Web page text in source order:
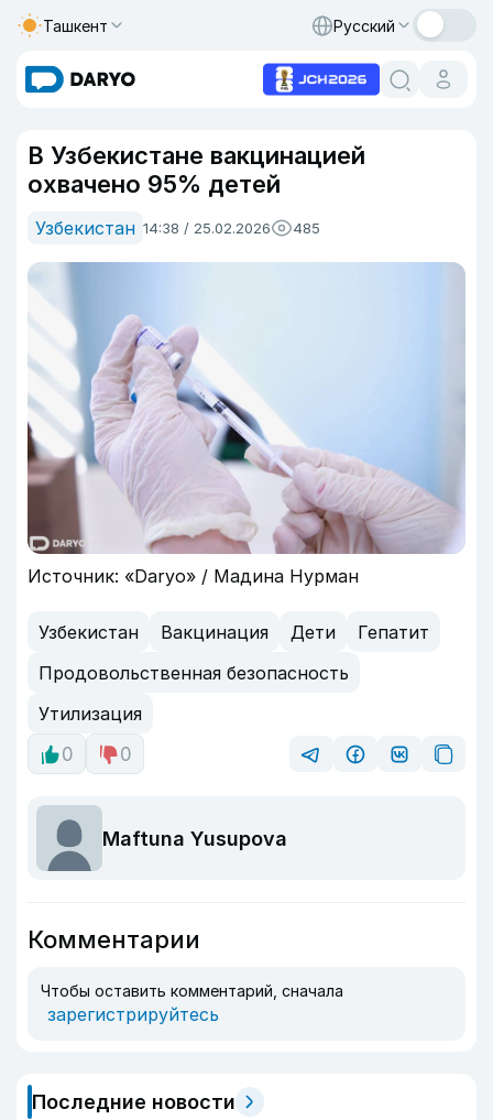
Ташкент Русский
В Узбекистане вакцинацией
охвачено 95% детей
Узбекистан 14:38 / 25.02.2026 485
Источник: «Daryo» / Мадина Нурман
Узбекистан Вакцинация Дети
Гепатит
Продовольственная безопасность
Утилизация
0
0
Maftuna Yusupova
Комментарии
Чтобы оставить комментарий, сначала
зарегистрируйтесь
Последние новости